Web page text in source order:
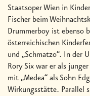
Staatsoper Wien in
Fischer beim
Drummerboy ist ebenso
österreichischen
und „Schmatzo“. In der
Rory Six war er als
mit „Medea“ als Sohn
Wirkungsstätte. Parallel